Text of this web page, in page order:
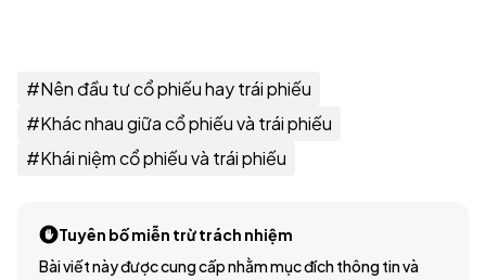
#Nên đầu tư cổ phiếu hay trái phiếu
#Khác nhau giữa cổ phiếu và trái phiếu
#Khái niệm cổ phiếu và trái phiếu
Tuyên bố miễn trừ trách nhiệm
Bài viết này được cung cấp nhằm mục đích thông tin và